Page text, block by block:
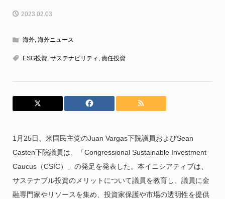
2023.02.03
海外, 海外ニュース
ESG投資, サステナビリティ , 責任投資
1月25日、米国民主党のJuan Vargas下院議員およびSean
Casten下院議員は、「Congressional Sustainable Investment
Caucus（CSIC）」の発足を発表した。本イニシアティブは、
サステナブル投資のメリットについて議員を教育し、議員に金
融専門家やリソースを集め、投資家保護や市場の透明性を提供